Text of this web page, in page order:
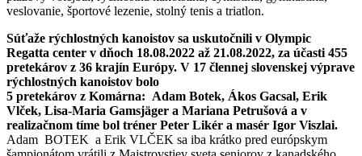
veslovanie, športové lezenie, stolný tenis a triatlon.
Súťaže rýchlostných kanoistov sa uskutočnili v Olympic
Regatta center v dňoch 18.08.2022 až 21.08.2022, za účasti 455
pretekárov z 36 krajín Európy. V 17 člennej slovenskej výprave
rýchlostných kanoistov bolo
5 pretekárov z Komárna: Adam Botek, Ákos Gacsal, Erik
Vlček, Lisa-Maria Gamsjäger a Mariana Petrušová a v
realizačnom tíme bol tréner Peter Likér a masér Igor Viszlai.
Adam BOTEK a Erik VLČEK sa iba krátko pred európskym